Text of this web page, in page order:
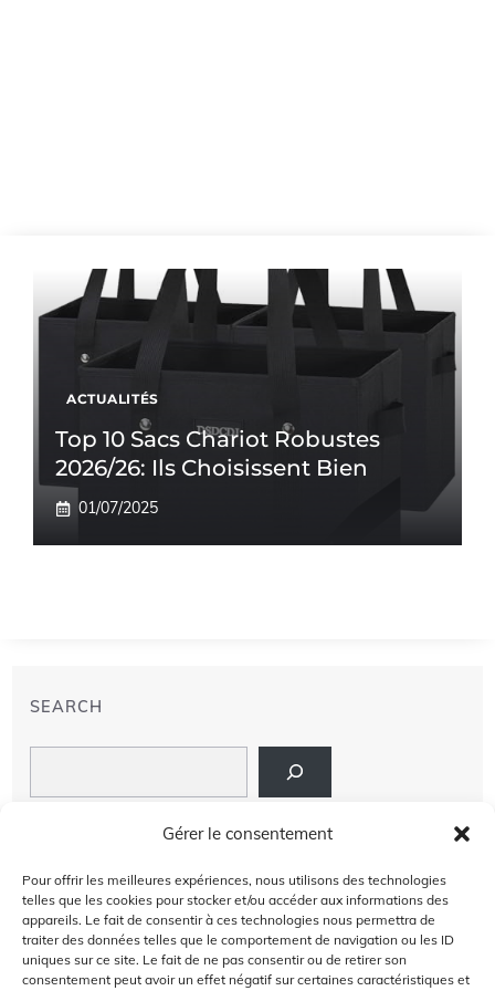
Gérer le consentement
Pour offrir les meilleures expériences, nous utilisons des technologies
telles que les cookies pour stocker et/ou accéder aux informations des
appareils. Le fait de consentir à ces technologies nous permettra de
traiter des données telles que le comportement de navigation ou les ID
uniques sur ce site. Le fait de ne pas consentir ou de retirer son
consentement peut avoir un effet négatif sur certaines caractéristiques et
ACTUALITÉS
Top 10 Sacs Chariot Robustes
2026/26: Ils Choisissent Bien
01/07/2025
SEARCH
À PROPOS DE NOUS
AVIS DE NON-RESPONSABILITÉ